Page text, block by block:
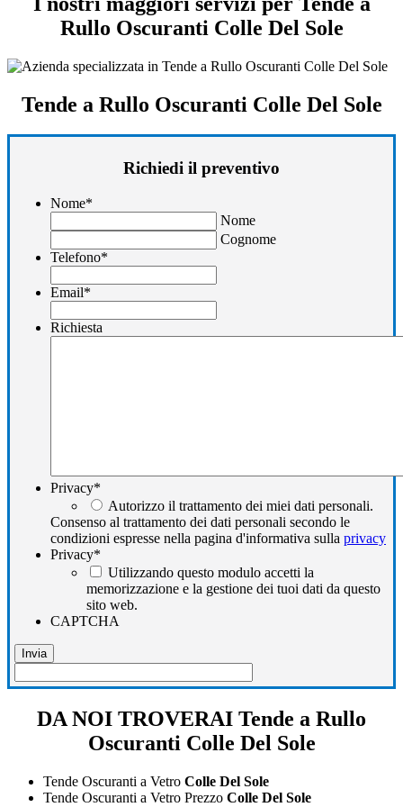
Rullo Oscuranti Colle Del Sole
Tende a Rullo Oscuranti Colle Del Sole
Richiedi il preventivo
Nome*
Nome
Cognome
Telefono*
Email*
Richiesta
Privacy*
Autorizzo il trattamento dei miei dati personali.
Consenso al trattamento dei dati personali secondo le
condizioni espresse nella pagina d'informativa sulla privacy
Privacy*
Utilizzando questo modulo accetti la
memorizzazione e la gestione dei tuoi dati da questo
sito web.
CAPTCHA
DA NOI TROVERAI Tende a Rullo
Oscuranti Colle Del Sole
Tende Oscuranti a Vetro Colle Del Sole
Tende Oscuranti a Vetro Prezzo Colle Del Sole